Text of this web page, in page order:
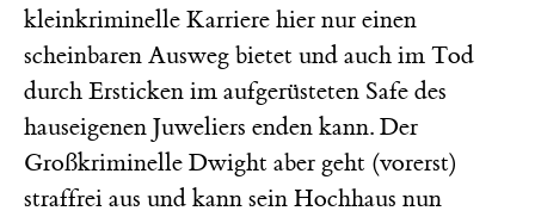
kleinkriminelle Karriere hier nur einen
scheinbaren Ausweg bietet und auch im Tod
durch Ersticken im aufgerüsteten Safe des
hauseigenen Juweliers enden kann. Der
Großkriminelle Dwight aber geht (vorerst)
straffrei aus und kann sein Hochhaus nun